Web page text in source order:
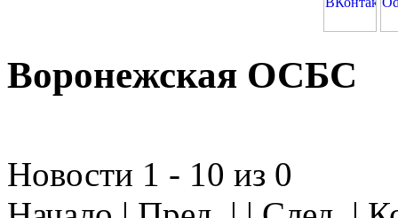
Воронежская ОСБС
Новости 1 - 10 из 0